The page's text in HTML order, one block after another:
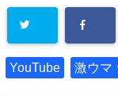
YouTube 激ウマ